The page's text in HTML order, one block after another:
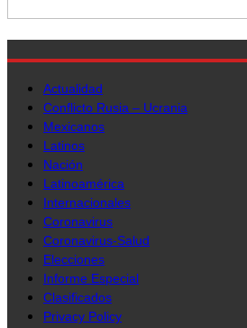
Actualidad
Conflicto Rusia – Ucrania
Mexicanos
Latinos
Nación
Latinoamérica
Internacionales
Coronavirus
Coronavirus-Salud
Elecciones
Informe Especial
Clasificados
Privacy Policy